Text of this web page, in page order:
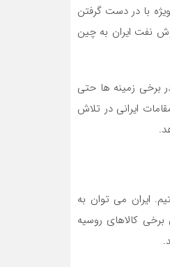
با در دست گرفتن
نفت ایران به چین
برخی زمینه ها حتی
ایرانی در تلاش
ایران می توان به
کالاهای روسیه